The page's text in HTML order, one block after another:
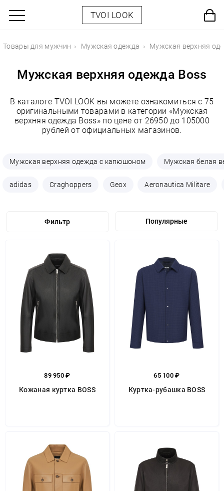
TVOI LOOK
Товары для мужчин Мужская одежда Мужская верхняя
Мужская верхняя одежда Boss
В каталоге TVOI LOOK вы можете ознакомиться с 75
оригинальными товарами в категории «Мужская
верхняя одежда Boss» по цене от 26950 до 105000
рублей от официальных магазинов.
Мужская верхняя одежда с капюшоном Мужская белая
adidas Craghoppers Geox Aeronautica Militare
Фильтр
89 950 ₽
Кожаная куртка BOSS
65 100 ₽
Куртка-рубашка BOSS